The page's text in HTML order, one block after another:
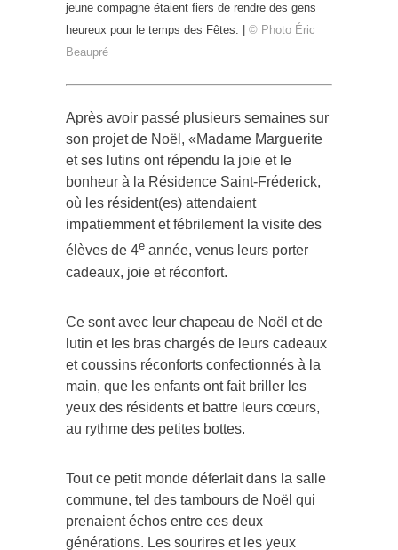
jeune compagne étaient fiers de rendre des gens
heureux pour le temps des Fêtes. | © Photo Éric
Beaupré
Après avoir passé plusieurs semaines sur
son projet de Noël, «Madame Marguerite
et ses lutins ont répendu la joie et le
bonheur à la Résidence Saint-Fréderick,
où les résident(es) attendaient
impatiemment et fébrilement la visite des
élèves de 4e année, venus leurs porter
cadeaux, joie et réconfort.
Ce sont avec leur chapeau de Noël et de
lutin et les bras chargés de leurs cadeaux
et coussins réconforts confectionnés à la
main, que les enfants ont fait briller les
yeux des résidents et battre leurs cœurs,
au rythme des petites bottes.
Tout ce petit monde déferlait dans la salle
commune, tel des tambours de Noël qui
prenaient échos entre ces deux
générations. Les sourires et les yeux